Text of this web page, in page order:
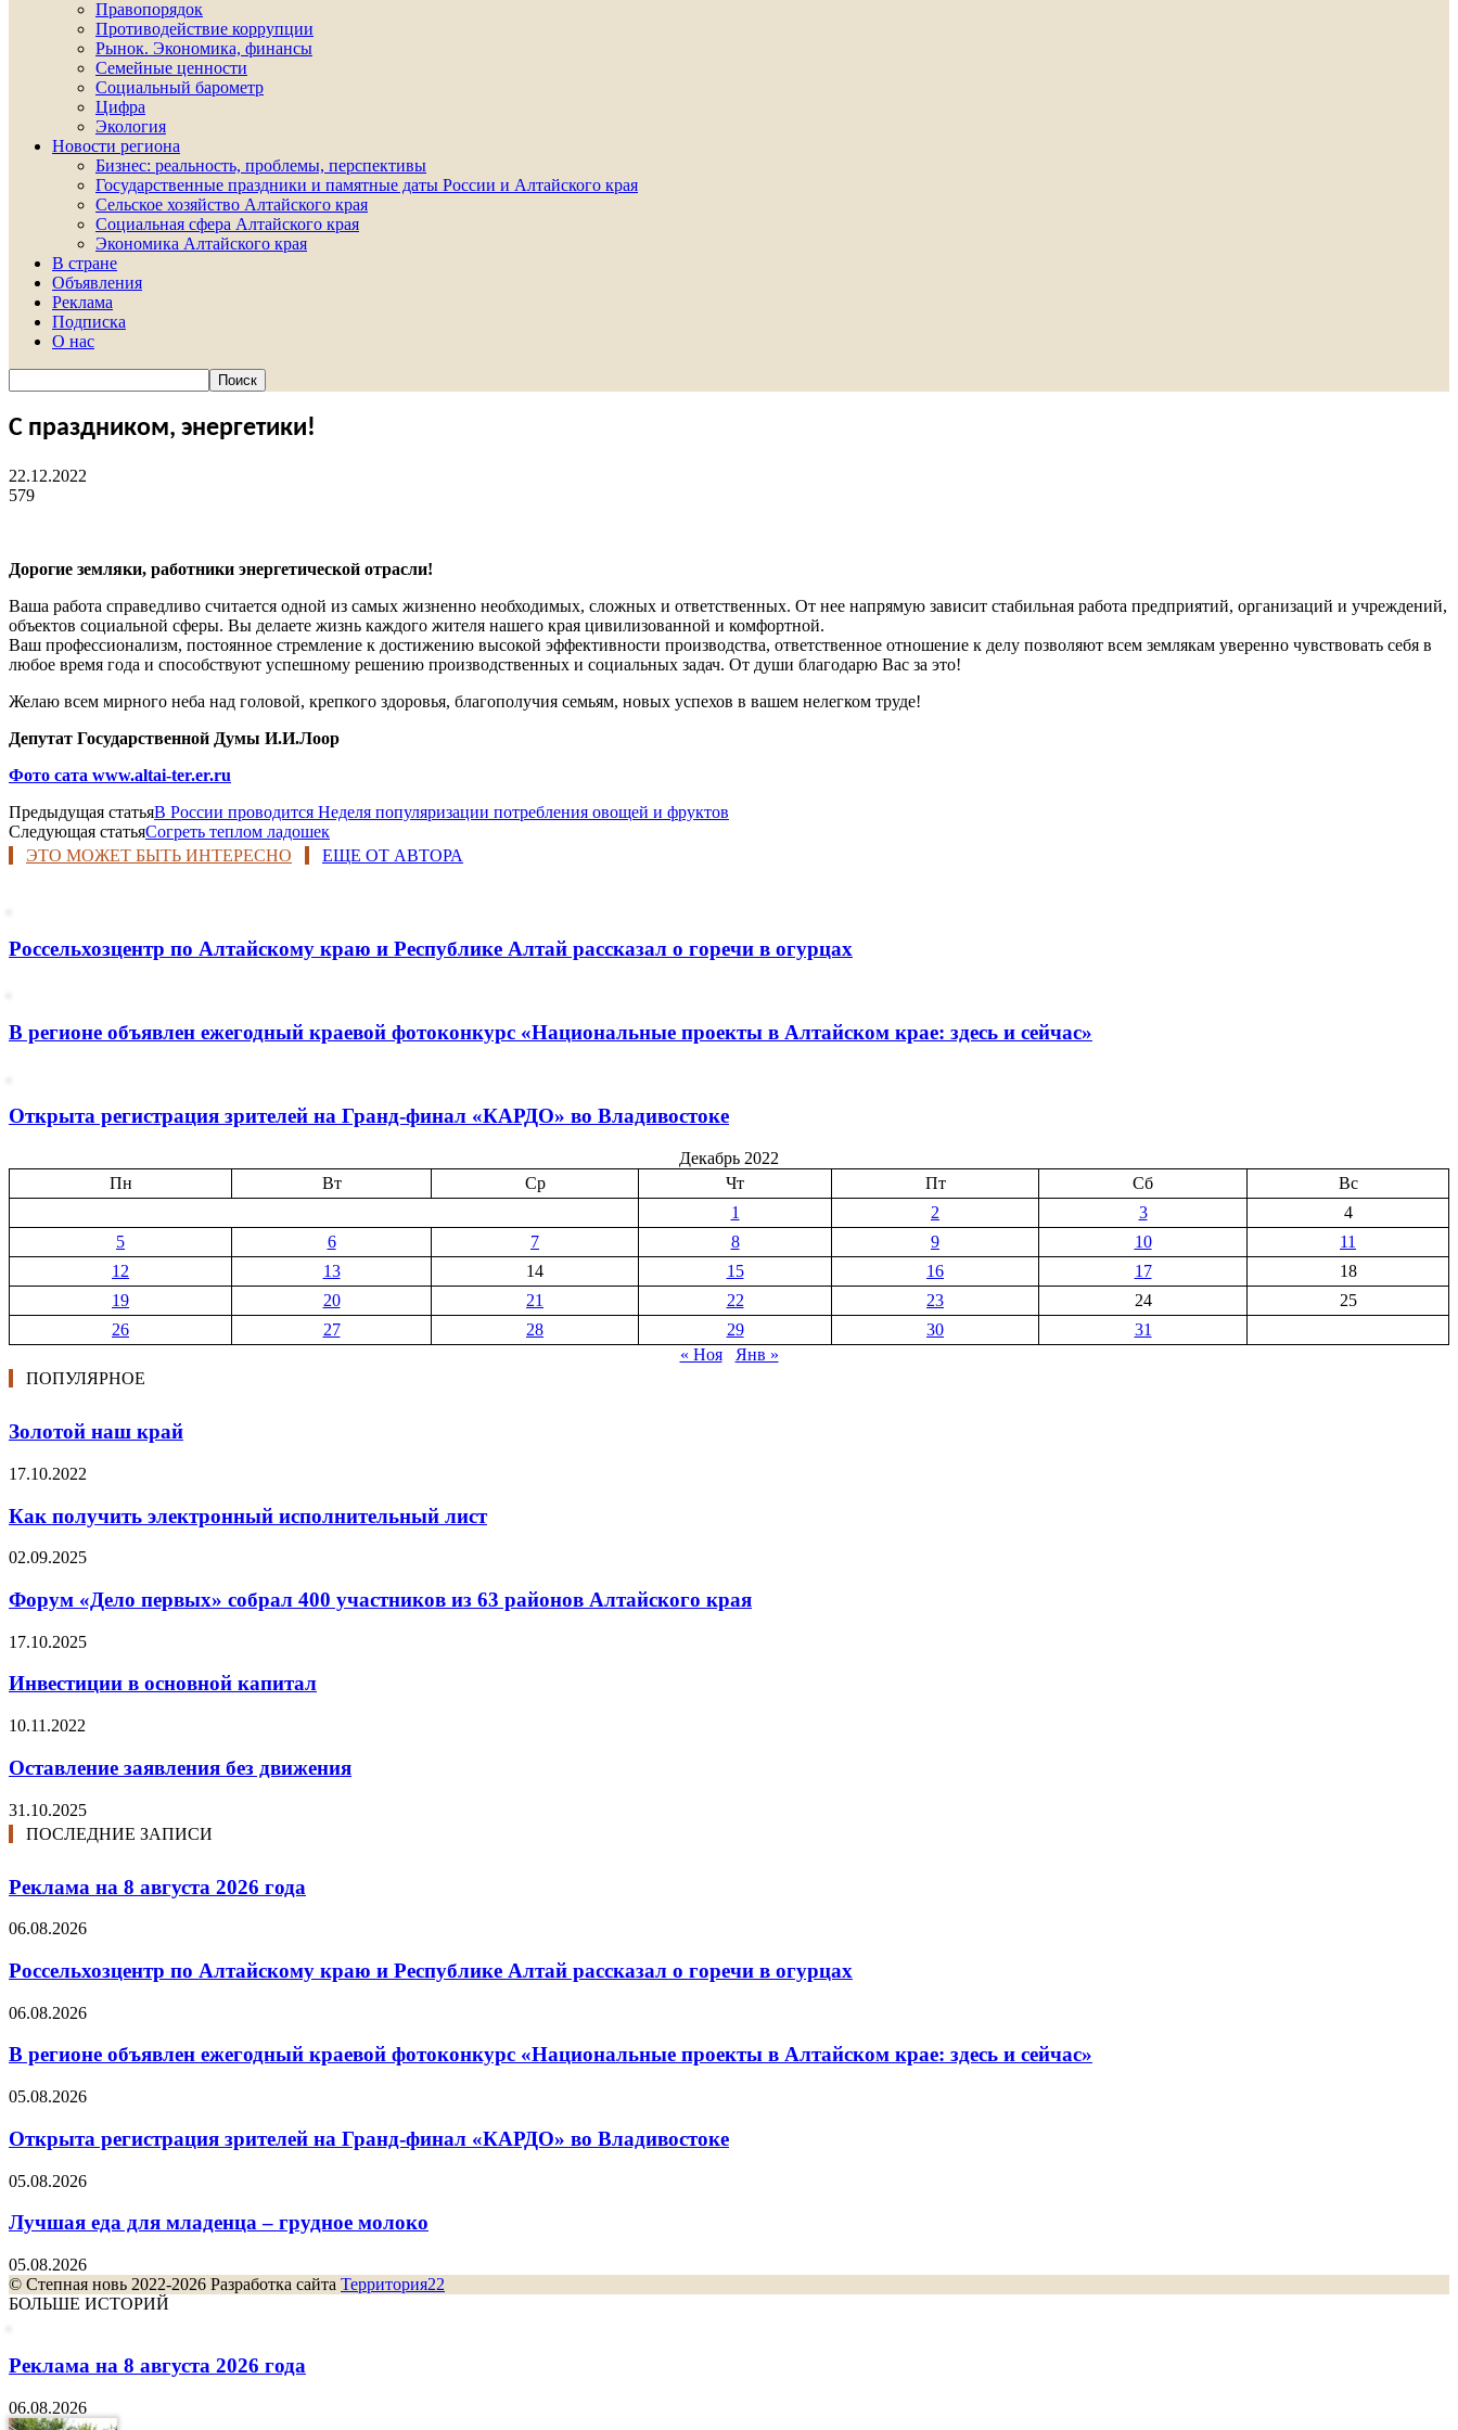
Правопорядок
Противодействие коррупции
Рынок. Экономика, финансы
Семейные ценности
Социальный барометр
Цифра
Экология
Новости региона
Бизнес: реальность, проблемы, перспективы
Государственные праздники и памятные даты России и Алтайского края
Сельское хозяйство Алтайского края
Социальная сфера Алтайского края
Экономика Алтайского края
В стране
Объявления
Реклама
Подписка
О нас
С праздником, энергетики!
22.12.2022
579
Дорогие земляки, работники энергетической отрасли!
Ваша работа справедливо считается одной из самых жизненно необходимых, сложных и ответственных. От нее напрямую зависит стабильная работа предприятий, организаций и учреждений,
объектов социальной сферы. Вы делаете жизнь каждого жителя нашего края цивилизованной и комфортной.
Ваш профессионализм, постоянное стремление к достижению высокой эффективности производства, ответственное отношение к делу позволяют всем землякам уверенно чувствовать себя в
любое время года и способствуют успешному решению производственных и социальных задач. От души благодарю Вас за это!
Желаю всем мирного неба над головой, крепкого здоровья, благополучия семьям, новых успехов в вашем нелегком труде!
Депутат Государственной Думы И.И.Лоор
Фото сата www.altai-ter.er.ru
Предыдущая статьяВ России проводится Неделя популяризации потребления овощей и фруктов
Следующая статьяСогреть теплом ладошек
ЭТО МОЖЕТ БЫТЬ ИНТЕРЕСНО
ЕЩЕ ОТ АВТОРА
Россельхозцентр по Алтайскому краю и Республике Алтай рассказал о горечи в огурцах
В регионе объявлен ежегодный краевой фотоконкурс «Национальные проекты в Алтайском крае: здесь и сейчас»
Открыта регистрация зрителей на Гранд-финал «КАРДО» во Владивостоке
Декабрь 2022
Пн
Вт Ср Чт Пт Сб
Вс
1
2 3
4
5
6 7 8 9 10
11
12
13 14 15 16 17
18
19
20 21 22 23 24
25
26
27 28 29 30
31
« Ноя
Янв »
ПОПУЛЯРНОЕ
Золотой наш край
17.10.2022
Как получить электронный исполнительный лист
02.09.2025
Форум «Дело первых» собрал 400 участников из 63 районов Алтайского края
17.10.2025
Инвестиции в основной капитал
10.11.2022
Оставление заявления без движения
31.10.2025
ПОСЛЕДНИЕ ЗАПИСИ
Реклама на 8 августа 2026 года
06.08.2026
Россельхозцентр по Алтайскому краю и Республике Алтай рассказал о горечи в огурцах
06.08.2026
В регионе объявлен ежегодный краевой фотоконкурс «Национальные проекты в Алтайском крае: здесь и сейчас»
05.08.2026
Открыта регистрация зрителей на Гранд-финал «КАРДО» во Владивостоке
05.08.2026
Лучшая еда для младенца – грудное молоко
05.08.2026
© Степная новь 2022-2026 Разработка сайта Территория22
БОЛЬШЕ ИСТОРИЙ
Реклама на 8 августа 2026 года
06.08.2026